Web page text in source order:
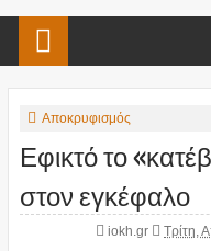
Αποκρυφισμός
Εφικτό το
στον εγκέφαλο
iokh.gr Τρίτη,